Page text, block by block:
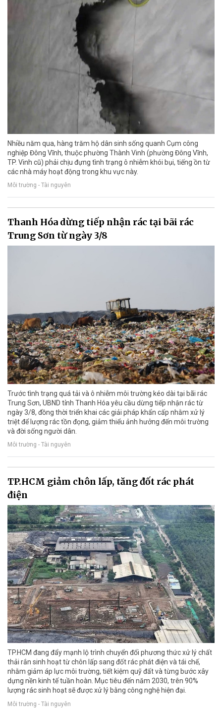
Nhiều năm qua, hàng trăm hộ dân sinh sống quanh Cụm công
nghiệp Đông Vĩnh, thuộc phường Thành Vinh (phường Đông Vĩnh,
TP. Vinh cũ) phải chịu đựng tình trạng ô nhiễm khói bụi, tiếng ồn từ
các nhà máy hoạt động trong khu vực này.
Môi trường - Tài nguyên
Thanh Hóa dừng tiếp nhận rác tại bãi rác
Trung Sơn từ ngày 3/8
Trước tình trạng quá tải và ô nhiễm môi trường kéo dài tại bãi rác
Trung Sơn, UBND tỉnh Thanh Hóa yêu cầu dừng tiếp nhận rác từ
ngày 3/8, đồng thời triển khai các giải pháp khẩn cấp nhằm xử lý
triệt để lượng rác tồn đọng, giảm thiểu ảnh hưởng đến môi trường
và đời sống người dân.
Môi trường - Tài nguyên
TP.HCM giảm chôn lấp, tăng đốt rác phát
điện
TP.HCM đang đẩy mạnh lộ trình chuyển đổi phương thức xử lý chất
thải rắn sinh hoạt từ chôn lấp sang đốt rác phát điện và tái chế,
nhằm giảm áp lực môi trường, tiết kiệm quỹ đất và từng bước xây
dựng nền kinh tế tuần hoàn. Mục tiêu đến năm 2030, trên 90%
lượng rác sinh hoạt sẽ được xử lý bằng công nghệ hiện đại.
Môi trường - Tài nguyên